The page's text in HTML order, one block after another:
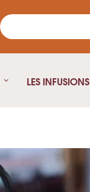
LES INFUSIONS